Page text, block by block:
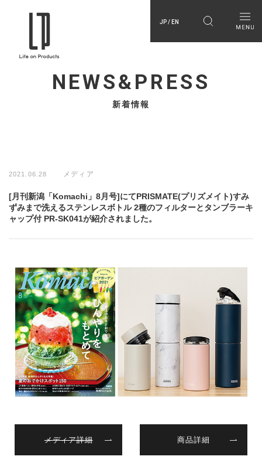
JP / EN
NEWS&PRESS
新着情報
2021.06.28 メディア
[月刊新潟「Komachi」8月号]にてPRISMATE(プリズメイト)すみ
ずみまで洗えるステンレスボトル 2種のフィルターとタンブラーキ
ャップ付 PR-SK041が紹介されました。
メディア詳細 商品詳細